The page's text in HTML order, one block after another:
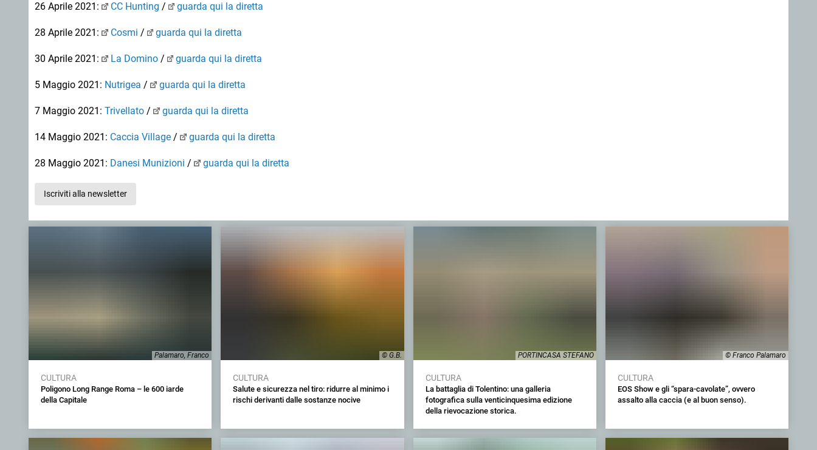
26 Aprile 2021: CC Hunting / guarda qui la diretta
28 Aprile 2021: Cosmi / guarda qui la diretta
30 Aprile 2021: La Domino / guarda qui la diretta
5 Maggio 2021: Nutrigea / guarda qui la diretta
7 Maggio 2021: Trivellato / guarda qui la diretta
14 Maggio 2021: Caccia Village / guarda qui la diretta
28 Maggio 2021: Danesi Munizioni / guarda qui la diretta
Iscriviti alla newsletter
Palamaro, Franco
CULTURA
Poligono Long Range Roma – le 600 iarde
della Capitale
© G.B.
CULTURA
Salute e sicurezza nel tiro: ridurre al minimo i
rischi derivanti dalle sostanze nocive
PORTINCASA STEFANO
CULTURA
La battaglia di Tolentino: una galleria
fotografica sulla venticinquesima edizione
della rievocazione storica.
© Franco Palamaro
CULTURA
EOS Show e gli “spara-cavolate”, ovvero
assalto alla caccia (e al buon senso).